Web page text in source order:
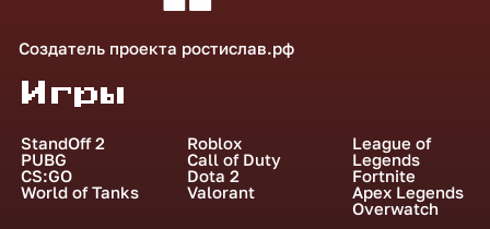
Создатель проекта ростислав.рф
Игры
StandOff 2
PUBG
CS:GO
World of Tanks
Roblox
Call of Duty
Dota 2
Valorant
League of
Legends
Fortnite
Apex Legends
Overwatch